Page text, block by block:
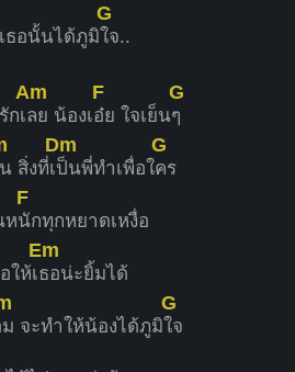
ธอนั้นได้ภูมิ
G
ใจ..
กเ
Am
ลย น้องเ
F
อ๋ย ใจเย็น
G
ๆ
สิ่งที่เ
Dm
ป็นพี่ทำเพื่อใ
G
คร
ห
F
นักทุกหยาดเหงื่อ
ให้เ
Em
ธอน่ะยิ้มได้
จะทำให้น้องได้ภูมิ
G
ใจ